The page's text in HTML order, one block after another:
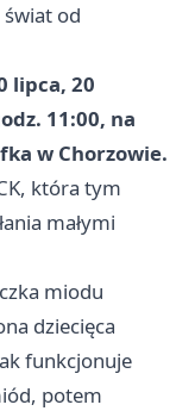
świat od
lipca, 20
11:00, na
w Chorzowie.
która tym
małymi
miodu
dziecięca
funkcjonuje
potem